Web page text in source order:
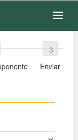
3
Enviar